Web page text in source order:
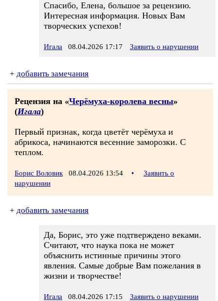
Спасибо, Елена, большое за рецензию.
Интересная информация. Новых Вам
творческих успехов!
Игала 08.04.2026 17:17 Заявить о нарушении
+ добавить замечания
Рецензия на «Черёмуха-королева весны»
(Игала)
Первый признак, когда цветёт черёмуха и
абрикоса, начинаются весенние заморозки. С
теплом.
Борис Воловик 08.04.2026 13:54 •
Заявить о
нарушении
+ добавить замечания
Да, Борис, это уже подтверждено веками.
Считают, что наука пока не может
объяснить истинные причины этого
явления. Самые добрые Вам пожелания в
жизни и творчестве!
Игала 08.04.2026 17:15 Заявить о нарушении